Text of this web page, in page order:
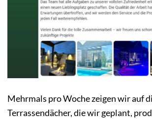
Mehrmals pro Woche zeigen wir auf
Terrassendächer, die wir geplant,